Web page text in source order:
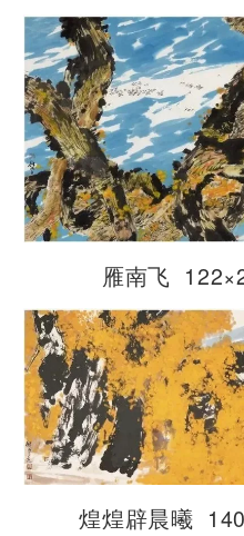
雁南飞
煌煌辟晨曦